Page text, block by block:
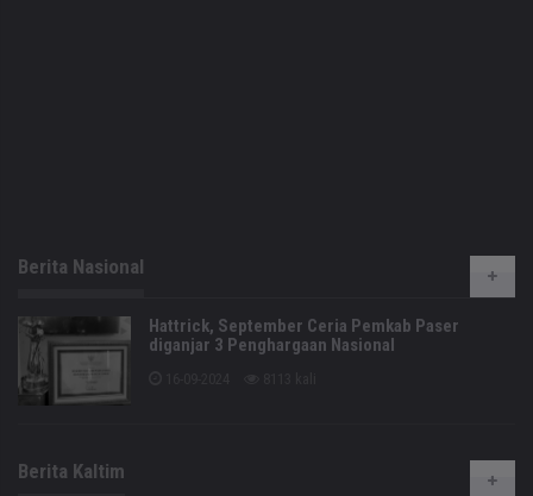
Berita Nasional
Hattrick, September Ceria Pemkab Paser
diganjar 3 Penghargaan Nasional
Berita Kaltim